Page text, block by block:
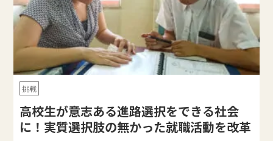
挑戦
高校生が意志ある進路選択をできる社会
に！実質選択肢の無かった就職活動を改革